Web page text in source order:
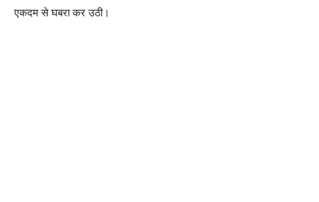
एकदम से घबरा कर उठी।